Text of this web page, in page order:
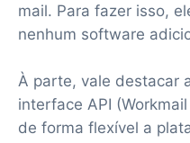
mail. Para fazer isso,
nenhum software
À parte, vale destacar
interface API
de forma flexível a